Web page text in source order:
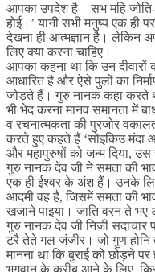
आपका उपदेश है – सभ महि
होई।’ यानी सभी मनुष्य एक ही
देखना ही आत्मज्ञान है। लेकिन
लिए क्या करना चाहिए।
आपका कहना था कि उन दीवारों
आधारित है और ऐसे पुलों का
जोड़ते हैं। गुरु नानक कहा करते थे
भी भेद करना मानव समानता में
व रचनात्मकता की पुरजोर
करते हुए कहते हैं ‘सोइकिउ मंदा
और महापुरुषों को जन्म दिया,
गुरु नानक देव जी ने समता की
एक ही ईश्वर के अंश हैं। उनके
आदमी वह है, जिसमें समता की
खजाने पाइया। जाति वरन ते
गुरु नानक देव जी निजी
टरै तेते गल जंजीर। जो गुण होनि
मानना था कि बुराई को छोड़ने
भगवान के करीब आने के लिए,